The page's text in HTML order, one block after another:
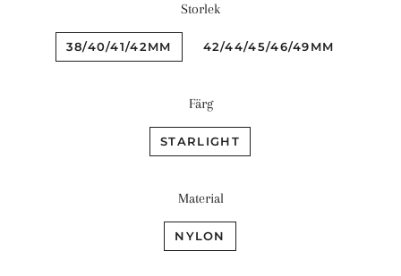
Storlek
38/40/41/42MM 42/44/45/46/49MM
Färg
STARLIGHT
Material
NYLON